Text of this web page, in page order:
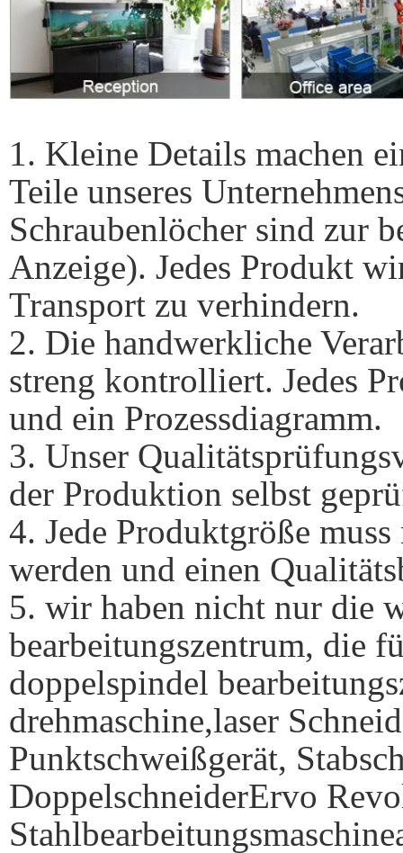
1. Kleine Details machen
Teile unseres
Schraubenlöcher sind zur
Anzeige). Jedes Produkt
Transport zu verhindern.
2. Die handwerkliche
streng kontrolliert. Jedes
und ein Prozessdiagramm.
3. Unser
der Produktion selbst
4. Jede Produktgröße
werden und einen
5. wir haben nicht nur die
bearbeitungszentrum, die
doppelspindel
drehmaschine,laser
Punktschweißgerät,
DoppelschneiderErvo
Stahlbearbeitungsmaschine